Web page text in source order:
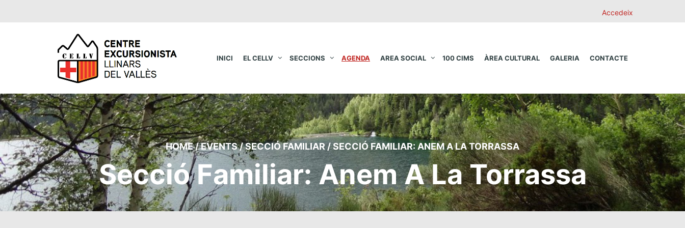
Accedeix
INICI EL CELLV SECCIONS AGENDA AREA SOCIAL 100 CIMS ÀREA CULTURAL GALERIA CONTACTE
HOME/EVENTS/SECCIÓ FAMILIAR /SECCIÓ FAMILIAR: ANEM A LA TORRASSA
Secció Familiar: Anem A La Torrassa